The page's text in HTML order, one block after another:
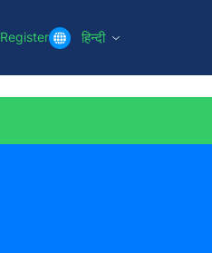
Register हिन्दी